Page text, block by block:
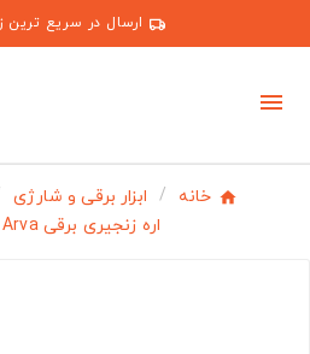
ارسال در سریع
خانه ابزار برقی و شارژی
اره زنجیری برقی Arva مدل ۵۷۰۳